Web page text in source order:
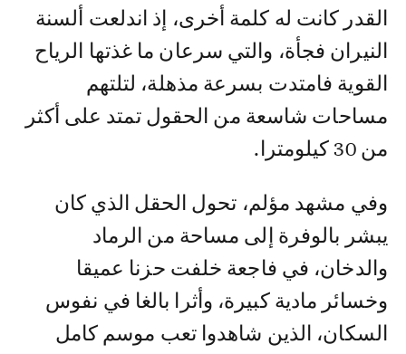
القدر كانت له كلمة أخرى، إذ اندلعت ألسنة
النيران فجأة، والتي سرعان ما غذتها الرياح
القوية فامتدت بسرعة مذهلة، لتلتهم
مساحات شاسعة من الحقول تمتد على أكثر
من 30 كيلومترا.
وفي مشهد مؤلم، تحول الحقل الذي كان
يبشر بالوفرة إلى مساحة من الرماد
والدخان، في فاجعة خلفت حزنا عميقا
وخسائر مادية كبيرة، وأثرا بالغا في نفوس
السكان، الذين شاهدوا تعب موسم كامل